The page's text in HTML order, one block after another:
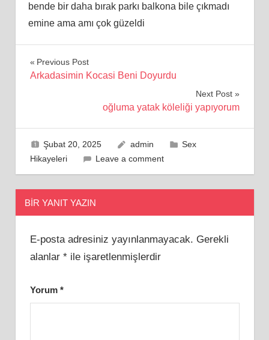
bende bir daha bırak parkı balkona bile çıkmadı
emine ama amı çok güzeldi
Yazı
Previous Post
Arkadasimin Kocasi Beni Doyurdu
Next Post
oğluma yatak köleliği yapıyorum
Şubat 20, 2025 admin
Sex
Hikayeleri
Leave a comment
BIR YANIT YAZIN
E-posta adresiniz yayınlanmayacak. Gerekli
alanlar *ile işaretlenmişlerdir
Yorum *